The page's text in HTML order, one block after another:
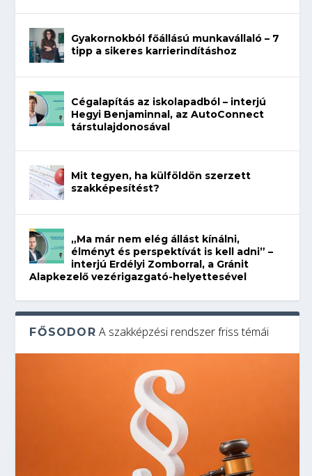
Gyakornokból főállású munkavállaló – 7
tipp a sikeres karrierindításhoz
Cégalapítás az iskolapadból – interjú
Hegyi Benjaminnal, az AutoConnect
társtulajdonosával
Mit tegyen, ha külföldön szerzett
szakképesítést?
„Ma már nem elég állást kínálni,
élményt és perspektívát is kell adni” –
interjú Erdélyi Zomborral, a Gránit
Alapkezelő vezérigazgató-helyettesével
FŐSODOR A szakképzési rendszer friss témái